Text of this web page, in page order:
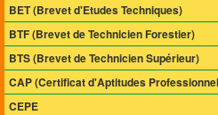
BET (Brevet d'Etudes Techniques)
BTF (Brevet de Technicien Forestier)
BTS (Brevet de Technicien Supérieur)
CAP (Certificat d'Aptitudes
CEPE